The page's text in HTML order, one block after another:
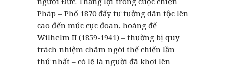
Pháp – Phổ 1870 đẩy tư tưởng dân tộc lên
cao đến mức cực đoan, hoàng đế
Wilhelm II (1859-1941) – thường bị quy
trách nhiệm châm ngòi thế chiến lần
thứ nhất – có lẽ là người đã khơi lên